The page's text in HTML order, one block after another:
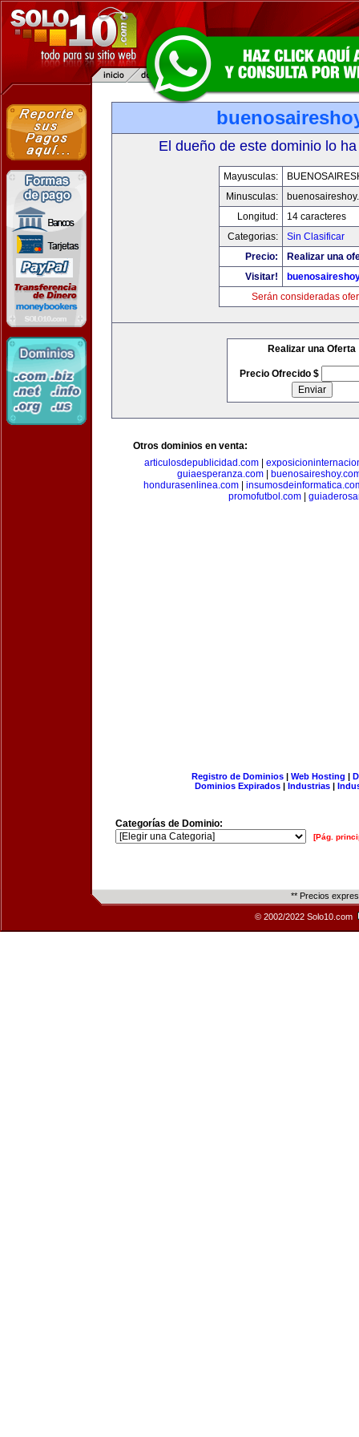
El dueño de este dominio lo
Mayusculas:
Minusculas:
Longitud:
14 caracteres
Categorias:
Sin Clasificar
Precio:
Realizar una
Visitar!
Serán consideradas
Realizar una Oferta
Precio Ofrecido $
Otros dominios en venta:
articulosdepublicidad.com|
guiaesperanza.com
hondurasenlinea.com|
promofutbol.com
Registro de Dominios| Web Hosting |
Dominios Expirados | Industrias |
Categorías de Dominio:
[Pág.
** Precios
© 2002/2022 Solo10.com